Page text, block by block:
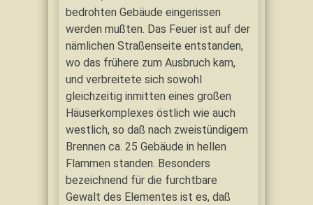
bedrohten Gebäude eingerissen
werden mußten. Das Feuer ist auf der
nämlichen Straßenseite entstanden,
wo das frühere zum Ausbruch kam,
und verbreitete sich sowohl
gleichzeitig inmitten eines großen
Häuserkomplexes östlich wie auch
westlich, so daß nach zweistündigem
Brennen ca. 25 Gebäude in hellen
Flammen standen. Besonders
bezeichnend für die furchtbare
Gewalt des Elementes ist es, daß